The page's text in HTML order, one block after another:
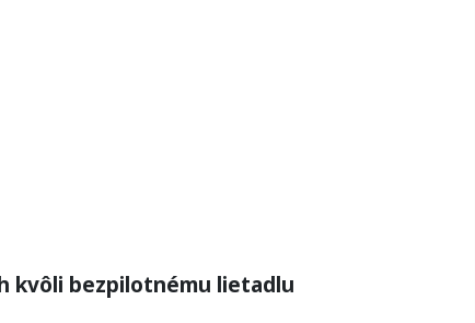
kvôli bezpilotnému lietadlu